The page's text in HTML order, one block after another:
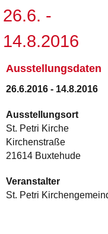
26.6. -
14.8.2016
Ausstellungsdaten
26.6.2016 - 14.8.2016
Ausstellungsort
St. Petri Kirche
Kirchenstraße
21614 Buxtehude
Veranstalter
St. Petri